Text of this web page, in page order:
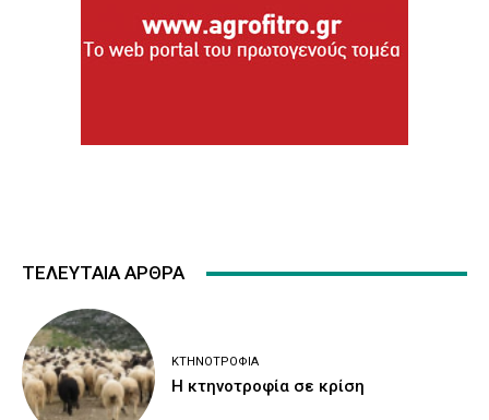
ΤΕΛΕΥΤΑΙΑ ΑΡΘΡΑ
ΚΤΗΝΟΤΡΟΦΊΑ
Η κτηνοτροφία σε κρίση